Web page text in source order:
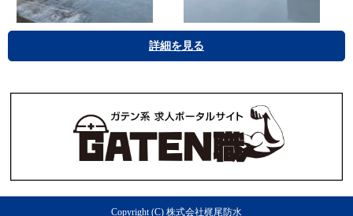
詳細を見る
Copyright (C) 株式会社梶尾防水